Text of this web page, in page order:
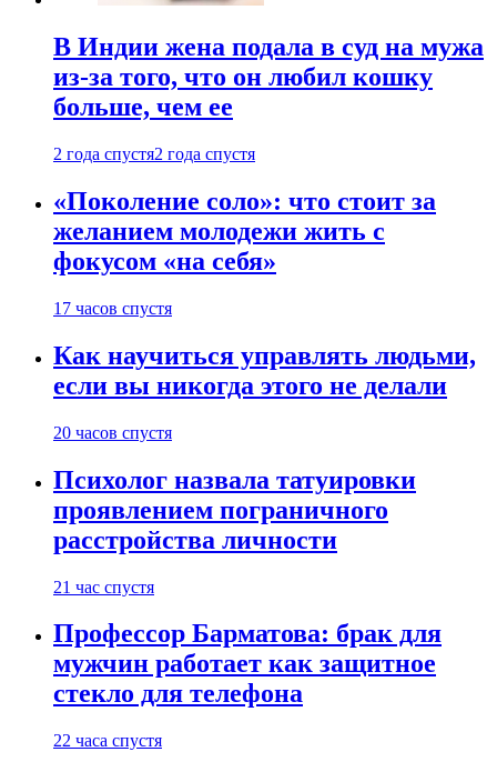
В Индии жена подала в суд на мужа
из-за того, что он любил кошку
больше, чем ее
2 года спустя2 года спустя
«Поколение соло»: что стоит за
желанием молодежи жить с
фокусом «на себя»
17 часов спустя
Как научиться управлять людьми,
если вы никогда этого не делали
20 часов спустя
Психолог назвала татуировки
проявлением пограничного
расстройства личности
21 час спустя
Профессор Барматова: брак для
мужчин работает как защитное
стекло для телефона
22 часа спустя